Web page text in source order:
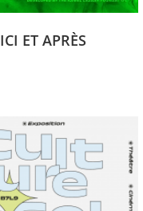
ICI ET APRÈS